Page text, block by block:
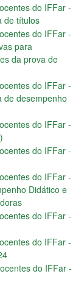
do IFFar -
de títulos
do IFFar -
para
da prova de
do IFFar -
de desempenho
do IFFar -
do IFFar -
do IFFar -
Didático e
do IFFar -
do IFFar -
do IFFar -